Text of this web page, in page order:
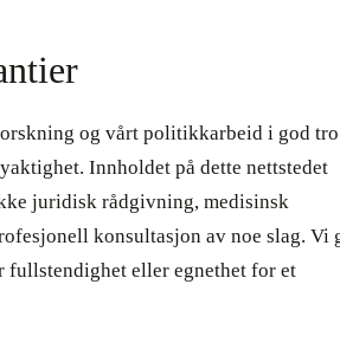
og vårt politikkarbeid i god tro
Innholdet på dette nettstedet
juridisk rådgivning, medisinsk
konsultasjon av noe slag. Vi
fullstendighet eller egnethet for et